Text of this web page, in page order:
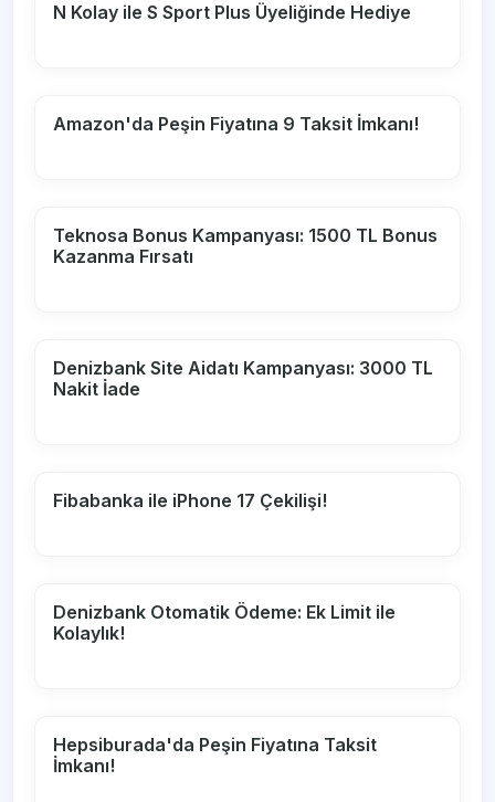
N Kolay ile S Sport Plus Üyeliğinde Hediye
Amazon'da Peşin Fiyatına 9 Taksit İmkanı!
Teknosa Bonus Kampanyası: 1500 TL Bonus
Kazanma Fırsatı
Denizbank Site Aidatı Kampanyası: 3000 TL
Nakit İade
Fibabanka ile iPhone 17 Çekilişi!
Denizbank Otomatik Ödeme: Ek Limit ile
Kolaylık!
Hepsiburada'da Peşin Fiyatına Taksit
İmkanı!